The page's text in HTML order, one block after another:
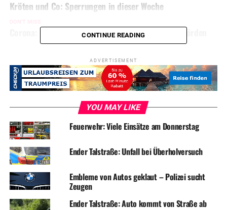
Kröten und Co: Sperrungen in dieser Woche
Corona: Neue Verdachtsfälle und Hinweise der Behörden
CONTINUE READING
ADVERTISEMENT
YOU MAY LIKE
Feuerwehr: Viele Einsätze am Donnerstag
Ender Talstraße: Unfall bei Überholversuch
Embleme von Autos geklaut – Polizei sucht
Zeugen
Ender Talstraße: Auto kommt von Straße ab